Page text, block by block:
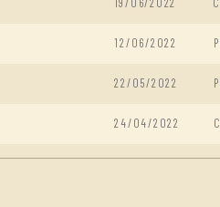
19/06/2022
12/06/2022
22/05/2022
24/04/2022